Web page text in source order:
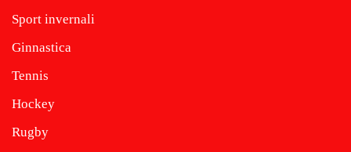
Sport invernali
Ginnastica
Tennis
Hockey
Rugby